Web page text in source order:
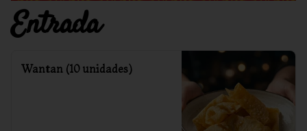
Entrada
Wantan (10 unidades)